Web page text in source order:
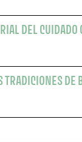
DEL CUIDADO
TRADICIONES DE